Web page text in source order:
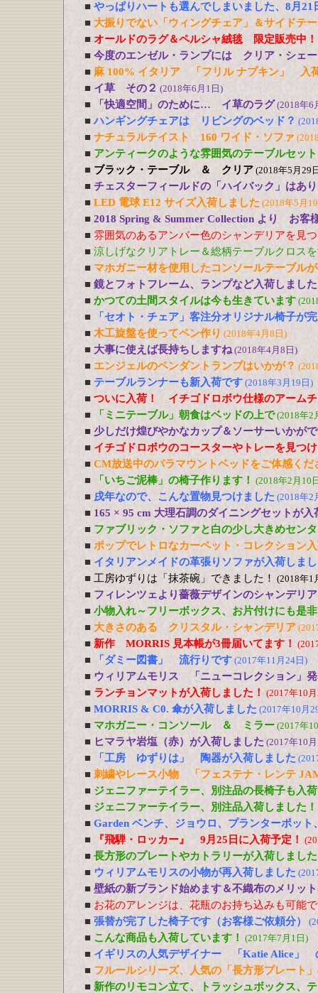
■ やっぱりハートも選んでしまいました、8月21
■ 大振りでない「ウィングチェア」＆サイドテ
■ オールドのラグ＆ペルシャ絨毯 限定販売中！
■ 今度のエンゼル・ランプには クリア・シェ
■ 麻 100% イタリア 「フリル ナプキン」 入
■ イ草 その２ (2018年6月1日)
■ 「快適空間」のために… イ草のラグ (2018年6
■ ハンギングチェアは リビングのベッド？
■ ナチュラルテイスト 160 ワイド・ソファ
■ アンティークのような雰囲気のテーブルセット
■ ブラック・テーブル ＆ クリア (2018年5月29
■ チェスターフィールドの「ハイバック」はあ
■ LED 電球 E12 サイズ入荷しました (2018年5月
■ 2018 Spring & Summer Collection より お客
■ 雰囲気のあるアンバー色のシャンデリアを見
■ 涼しげなクリアトレー＆総柄テーブルクロス
■ マホガニー材を使用したコンソールテーブル
■ 鏡とフォトフレーム、ランプなど入荷しました
■ かつての土間スタイルは今も生きています
■
「セオト・チェア」客注分オリジナル椅子が
■ 木工旋盤を使ってペン作り (2018年4月8日)
■ 大事に使えば長持ちしますね(2018年4月8日)
■ エンジェルのペンダントランプはいかが？
■ テーブルランナーも新入荷です (2018年3月19日)
■ ついに入荷！ イチゴドロボウ仕様のアーム
■
「ミニテーブル」朝食はベッドの上で(2018年2
■ 少しだけ煌びやかなカップ＆ソーサーいかが
■ イチゴドロボウのコースターやトレーを見つ
■ CM放送中のパラマウントベッドをご体感くだ
■
「いちご泥棒」の椅子作ります！ (2018年2月10
■ 戌年なので、こんな置物見つけました (2018年2
■ 165 × 95 cm 大理石調のダイニングセットが入
■ ファブリック・ソファと白の少し大きめセン
■ ポップでレトロなカーペット・コレクション
■ イタリアンメイドの革張りソファが入荷しま
■ 工房ゆずりは「抹茶碗」できました！ (2018年1
■ フィレンツェより薔薇デザインのシャンデリア
■ 小物入れ～フリーボックス、お片付けにも是
■ 大きさのある クリスタル・シャンデリア
■ 新作 MORRIS 見本帳が3冊届いてます！
■ 「ダミー図書」 流行りです (2017年11月24日)
■ ウィリアムモリス 「ニューコレクション」
■ ランチョンマットが入荷しました！ (2017年10
■ MORRIS & C0. 傘が入荷しました (2017年10月
■ マホガニー・コンソール ＆ ミラー (2017年
■ ヒマラヤ岩塩（赤）が入荷しました (2017年10
■ 「工房 ゆずりは」 陶器が入荷しました
■ 刺繍やレース小物 「フェステナ・レンテ
■ ジェニファーテイラー、別注品の長椅子も入
■ ジェニファーテイラー、別注品入荷しました！
■ Garden ベンチ、ジョウロ、プランターポット
■
『飛騨・ロッカー』 9月25日に入荷予定！
■ 長方形のプレートやカトラリーが入荷しました
■ ウィリアムモリスの小物が再入荷しました
■ 壁紙の新ブランド始めます＆不織布のメリッ
■ お花のアレンジは、花瓶のお持ち込みも可能
■ 張替が完了した椅子です（お客様ご依頼分）
■ こんな商品も入荷しています！ (2017年7月1日)
■ イギリスの人気デザイナー 「Katie Alice」
■ フルールシリーズ、人気の「長方形プレート
■ 新作のリモコン立て、トラッシュボックス、